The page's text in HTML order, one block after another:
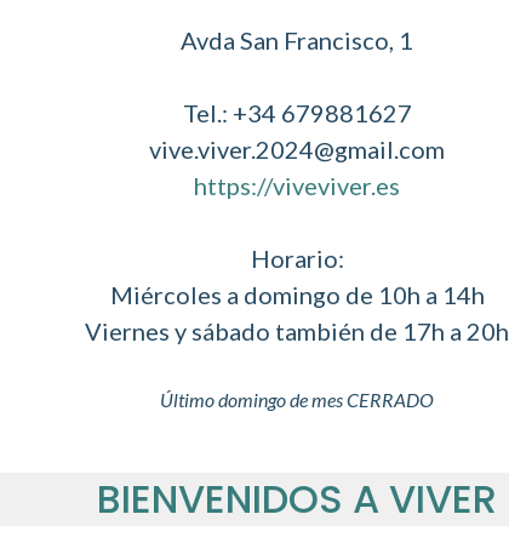
Avda San Francisco, 1
Tel.: +34 679881627
vive.viver.2024@gmail.com
https://viveviver.es
Horario:
Miércoles a domingo de 10h a 14h
Viernes y sábado también de 17h a 20h
Último domingo de mes CERRADO
BIENVENIDOS A VIVER